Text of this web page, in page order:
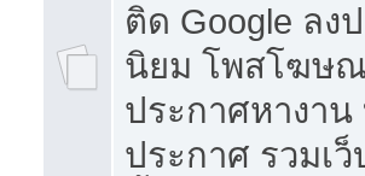
ติด Google ลง
นิยม โพสโฆษ
ประกาศหางาน
ประกาศ รวมเ